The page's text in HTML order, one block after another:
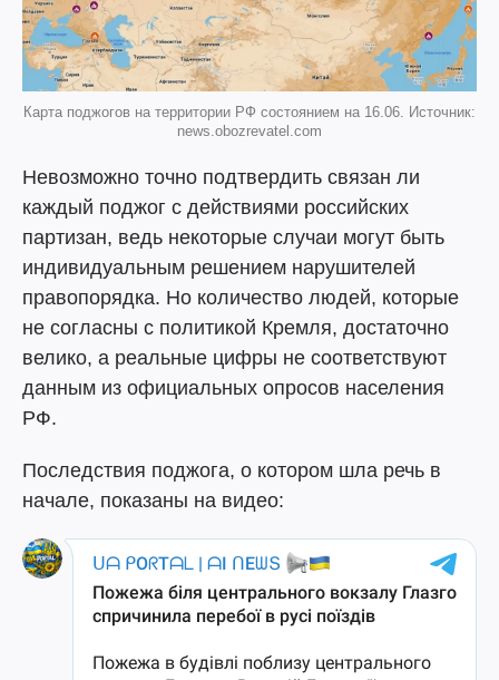
Карта поджогов на территории РФ состоянием на 16.06. Источник:
news.obozrevatel.com
Невозможно точно подтвердить связан ли
каждый поджог с действиями российских
партизан, ведь некоторые случаи могут быть
индивидуальным решением нарушителей
правопорядка. Но количество людей, которые
не согласны с политикой Кремля, достаточно
велико, а реальные цифры не соответствуют
данным из официальных опросов населения
РФ.
Последствия поджога, о котором шла речь в
начале, показаны на видео: